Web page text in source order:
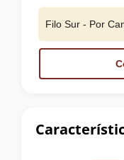
Filo Sur - Por